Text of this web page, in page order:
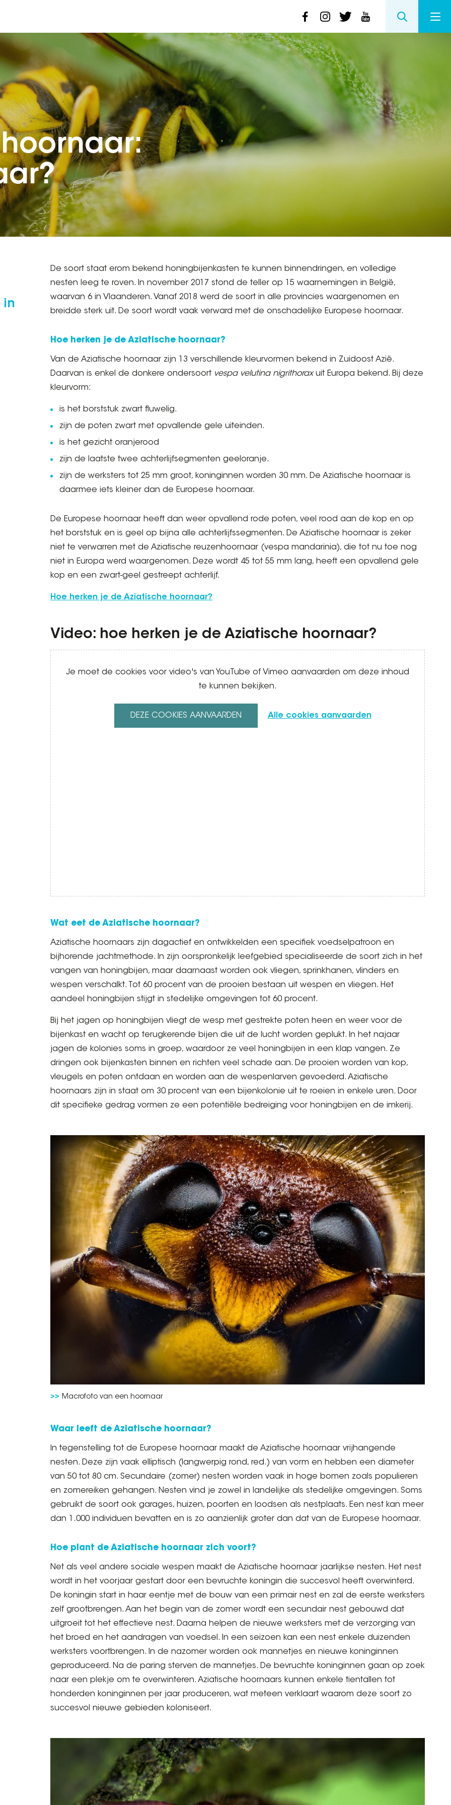
in
De soort staat erom bekend honingbijenkasten te kunnen binnendringen, en volledige
nesten leeg te roven. In november 2017 stond de teller op 15 waarnemingen in België,
waarvan 6 in Vlaanderen. Vanaf 2018 werd de soort in alle provincies waargenomen en
breidde sterk uit. De soort wordt vaak verward met de onschadelijke Europese hoornaar.
Hoe herken je de Aziatische hoornaar?
Van de Aziatische hoornaar zijn 13 verschillende kleurvormen bekend in Zuidoost Azië.
Daarvan is enkel de donkere ondersoort vespa velutina nigrithoraxuit Europa bekend. Bij deze
kleurvorm:
is het borststuk zwart fluwelig.
zijn de poten zwart met opvallende gele uiteinden.
is het gezicht oranjerood
zijn de laatste twee achterlijfsegmenten geeloranje.
zijn de werksters tot 25 mm groot, koninginnen worden 30 mm. De Aziatische hoornaar is
daarmee iets kleiner dan de Europese hoornaar.
De Europese hoornaar heeft dan weer opvallend rode poten, veel rood aan de kop en op
het borststuk en is geel op bijna alle achterlijfssegmenten. De Aziatische hoornaar is zeker
niet te verwarren met de Aziatische reuzenhoornaar (vespa mandarinia), die tot nu toe nog
niet in Europa werd waargenomen. Deze wordt 45 tot 55 mm lang, heeft een opvallend gele
kop en een zwart-geel gestreept achterlijf.
Hoe herken je de Aziatische hoornaar?
Video: hoe herken je de Aziatische hoornaar?
Video
Je moet de cookies voor video's van YouTube of Vimeo aanvaarden om deze inhoud
te kunnen bekijken.
DEZE COOKIES AANVAARDEN Alle cookies aanvaarden
Wat eet de Aziatische hoornaar?
Aziatische hoornaars zijn dagactief en ontwikkelden een specifiek voedselpatroon en
bijhorende jachtmethode. In zijn oorspronkelijk leefgebied specialiseerde de soort zich in het
vangen van honingbijen, maar daarnaast worden ook vliegen, sprinkhanen, vlinders en
wespen verschalkt. Tot 60 procent van de prooien bestaan uit wespen en vliegen. Het
aandeel honingbijen stijgt in stedelijke omgevingen tot 60 procent.
Bij het jagen op honingbijen vliegt de wesp met gestrekte poten heen en weer voor de
bijenkast en wacht op terugkerende bijen die uit de lucht worden geplukt. In het najaar
jagen de kolonies soms in groep, waardoor ze veel honingbijen in een klap vangen. Ze
dringen ook bijenkasten binnen en richten veel schade aan. De prooien worden van kop,
vleugels en poten ontdaan en worden aan de wespenlarven gevoederd. Aziatische
hoornaars zijn in staat om 30 procent van een bijenkolonie uit te roeien in enkele uren. Door
dit specifieke gedrag vormen ze een potentiële bedreiging voor honingbijen en de imkerij.
Macrofoto van een hoornaar
Waar leeft de Aziatische hoornaar?
In tegenstelling tot de Europese hoornaar maakt de Aziatische hoornaar vrijhangende
nesten. Deze zijn vaak elliptisch (langwerpig rond, red.) van vorm en hebben een diameter
van 50 tot 80 cm. Secundaire (zomer) nesten worden vaak in hoge bomen zoals populieren
en zomereiken gehangen. Nesten vind je zowel in landelijke als stedelijke omgevingen. Soms
gebruikt de soort ook garages, huizen, poorten en loodsen als nestplaats. Een nest kan meer
dan 1.000 individuen bevatten en is zo aanzienlijk groter dan dat van de Europese hoornaar.
Hoe plant de Aziatische hoornaar zich voort?
Net als veel andere sociale wespen maakt de Aziatische hoornaar jaarlijkse nesten. Het nest
wordt in het voorjaar gestart door een bevruchte koningin die succesvol heeft overwinterd.
De koningin start in haar eentje met de bouw van een primair nest en zal de eerste werksters
zelf grootbrengen. Aan het begin van de zomer wordt een secundair nest gebouwd dat
uitgroeit tot het effectieve nest. Daarna helpen de nieuwe werksters met de verzorging van
het broed en het aandragen van voedsel. In een seizoen kan een nest enkele duizenden
werksters voortbrengen. In de nazomer worden ook mannetjes en nieuwe koninginnen
geproduceerd. Na de paring sterven de mannetjes. De bevruchte koninginnen gaan op zoek
naar een plekje om te overwinteren. Aziatische hoornaars kunnen enkele tientallen tot
honderden koninginnen per jaar produceren, wat meteen verklaart waarom deze soort zo
succesvol nieuwe gebieden koloniseert.